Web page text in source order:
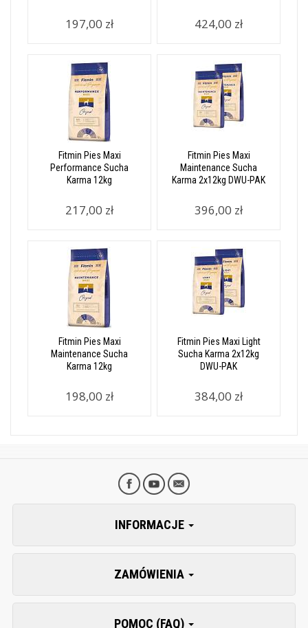
197,00 zł 424,00 zł
Fitmin Pies Maxi
Performance Sucha
Karma 12kg
217,00 zł
Fitmin Pies Maxi
Maintenance Sucha
Karma 2x12kg DWU-PAK
396,00 zł
Fitmin Pies Maxi
Maintenance Sucha
Karma 12kg
198,00 zł
Fitmin Pies Maxi Light
Sucha Karma 2x12kg
DWU-PAK
384,00 zł
INFORMACJE
ZAMÓWIENIA
POMOC (FAQ)